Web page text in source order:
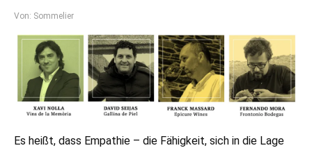
Von: Sommelier
Es heißt, dass Empathie – die Fähigkeit, sich in die Lage